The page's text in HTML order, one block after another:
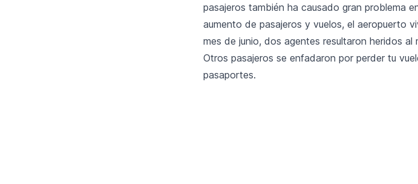
pasajeros también ha causado gran problema
aumento de pasajeros y vuelos, el aeropuerto
mes de junio, dos agentes resultaron heridos
Otros pasajeros se enfadaron por perder tu
pasaportes.